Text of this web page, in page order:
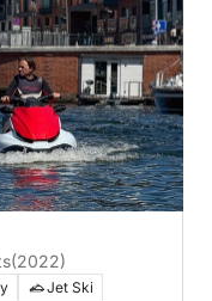
(2022)
Jet Ski